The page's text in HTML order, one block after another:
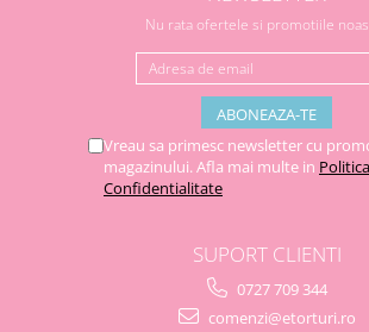
Nu rata ofertele si promotiile
Vreau sa primesc newsletter cu
magazinului. Afla mai multe in
Confidentialitate
SUPORT CLIENTI
0727 709 344
comenzi@etorturi.ro